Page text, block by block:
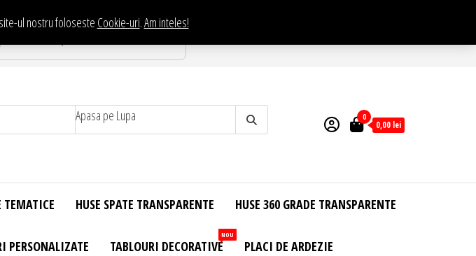
ul nostru foloseste Cookie-uri.Am inteles!
eHuse.ro
Apasa pe Lupa 0
0,00 lei
TEMATICE HUSE SPATE TRANSPARENTE HUSE 360 GRADE TRANSPARENTE
PERSONALIZATE TABLOURI DECORATIVE
NOU
PLACI DE ARDEZIE